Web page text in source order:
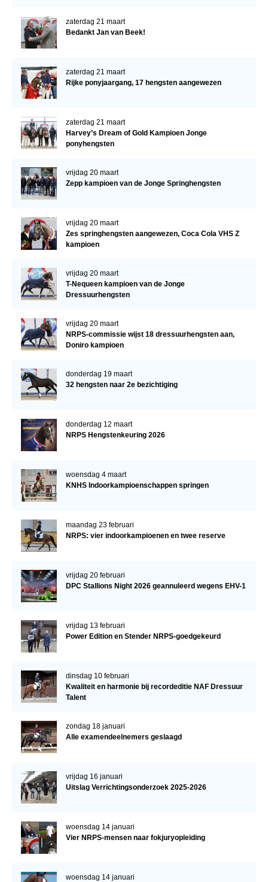
zaterdag 21 maart
Bedankt Jan van Beek!
zaterdag 21 maart
Rijke ponyjaargang, 17 hengsten aangewezen
zaterdag 21 maart
Harvey’s Dream of Gold Kampioen Jonge
ponyhengsten
vrijdag 20 maart
Zepp kampioen van de Jonge Springhengsten
vrijdag 20 maart
Zes springhengsten aangewezen, Coca Cola VHS Z
kampioen
vrijdag 20 maart
T-Nequeen kampioen van de Jonge
Dressuurhengsten
vrijdag 20 maart
NRPS-commissie wijst 18 dressuurhengsten aan,
Doniro kampioen
donderdag 19 maart
32 hengsten naar 2e bezichtiging
donderdag 12 maart
NRPS Hengstenkeuring 2026
woensdag 4 maart
KNHS Indoorkampioenschappen springen
maandag 23 februari
NRPS: vier indoorkampioenen en twee reserve
vrijdag 20 februari
DPC Stallions Night 2026 geannuleerd wegens EHV-1
vrijdag 13 februari
Power Edition en Stender NRPS-goedgekeurd
dinsdag 10 februari
Kwaliteit en harmonie bij recordeditie NAF Dressuur
Talent
zondag 18 januari
Alle examendeelnemers geslaagd
vrijdag 16 januari
Uitslag Verrichtingsonderzoek 2025-2026
woensdag 14 januari
Vier NRPS-mensen naar fokjuryopleiding
woensdag 14 januari